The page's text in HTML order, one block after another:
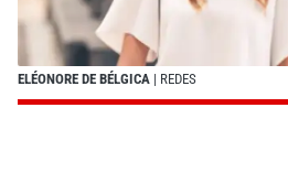
ELÉONORE DE BÉLGICA | REDES